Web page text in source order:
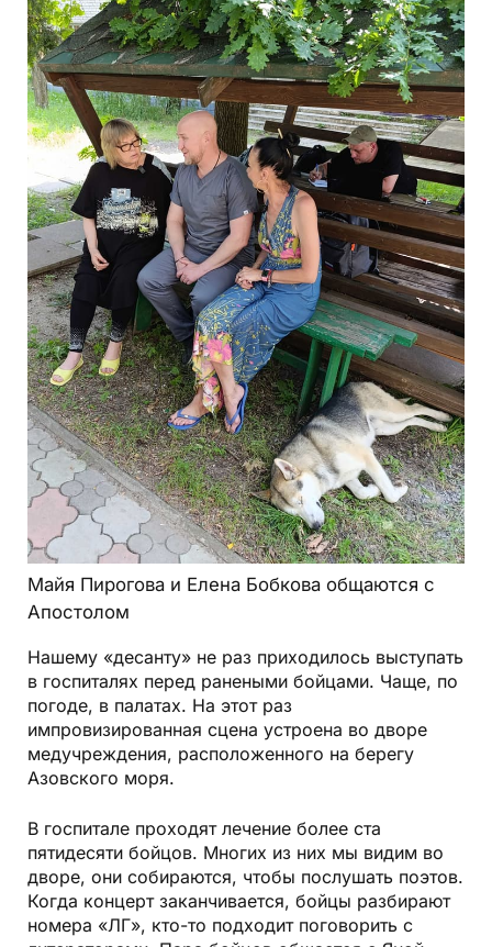
Майя Пирогова и Елена Бобкова общаются с
Апостолом
Нашему «десанту» не раз приходилось выступать
в госпиталях перед ранеными бойцами. Чаще, по
погоде, в палатах. На этот раз
импровизированная сцена устроена во дворе
медучреждения, расположенного на берегу
Азовского моря.
В госпитале проходят лечение более ста
пятидесяти бойцов. Многих из них мы видим во
дворе, они собираются, чтобы послушать поэтов.
Когда концерт заканчивается, бойцы разбирают
номера «ЛГ», кто-то подходит поговорить с